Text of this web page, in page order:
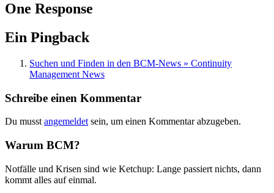
One Response
Ein Pingback
Suchen und Finden in den BCM-News » Continuity
Management News
Schreibe einen Kommentar
Du musst angemeldet sein, um einen Kommentar abzugeben.
Warum BCM?
Notfälle und Krisen sind wie Ketchup: Lange passiert nichts, dann
kommt alles auf einmal.